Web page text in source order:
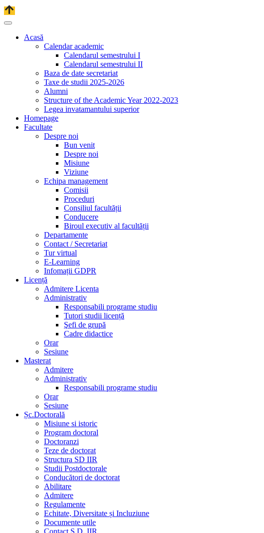
Acasă
Calendar academic
Calendarul semestrului I
Calendarul semestrului II
Baza de date secretariat
Taxe de studii 2025-2026
Alumni
Structure of the Academic Year 2022-2023
Legea invatamantului superior
Homepage
Facultate
Despre noi
Bun venit
Despre noi
Misiune
Viziune
Echipa management
Comisii
Proceduri
Consiliul facultății
Conducere
Biroul executiv al facultății
Departamente
Contact / Secretariat
Tur virtual
E-Learning
Infomații GDPR
Licență
Admitere Licenta
Administrativ
Responsabili programe studiu
Tutori studii licență
Şefi de grupă
Cadre didactice
Orar
Sesiune
Masterat
Admitere
Administrativ
Responsabili programe studiu
Orar
Sesiune
Șc.Doctorală
Misiune si istoric
Program doctoral
Doctoranzi
Teze de doctorat
Structura SD IIR
Studii Postdoctorale
Conducători de doctorat
Abilitare
Admitere
Regulamente
Echitate, Diversitate și Incluziune
Documente utile
Contact S.D. IIR